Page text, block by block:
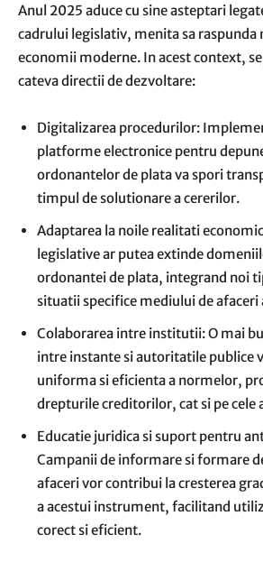
Anul 2025 aduce cu sine asteptari
cadrului legislativ, menita sa raspunda
economii moderne. In acest context,
cateva directii de dezvoltare:
Digitalizarea procedurilor:
platforme electronice pentru
ordonantelor de plata va spori
timpul de solutionare a cererilor.
Adaptarea la noile realitati
legislative ar putea extinde
ordonantei de plata, integrand noi
situatii specifice mediului de afaceri
Colaborarea intre institutii: O mai
intre instante si autoritatile publice
uniforma si eficienta a normelor,
drepturile creditorilor, cat si pe cele
Educatie juridica si suport pentru
Campanii de informare si formare
afaceri vor contribui la cresterea
a acestui instrument, facilitand
corect si eficient.